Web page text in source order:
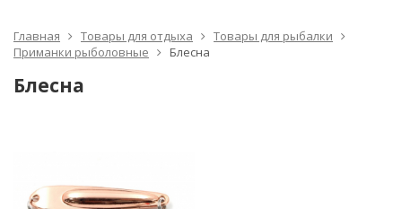
Главная Товары для отдыха
Товары для рыбалки
Приманки рыболовные
Блесна
Блесна